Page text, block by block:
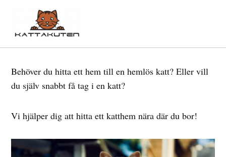
content
Behöver du hitta ett hem till en hemlös katt? Eller vill
du själv snabbt få tag i en katt?
Vi hjälper dig att hitta ett katthem nära där du bor!